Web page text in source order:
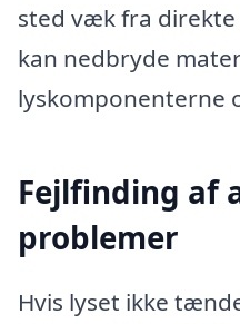
sted væk fra direkte
kan nedbryde
lyskomponenterne
Fejlfinding af
problemer
Hvis lyset ikke